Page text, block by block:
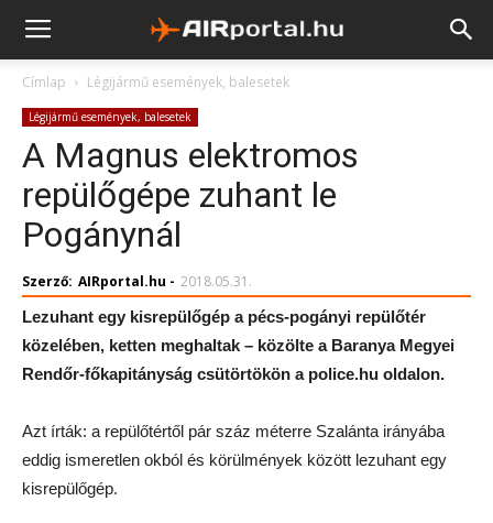
Címlap Légijármű események, balesetek
Légijármű események, balesetek
A Magnus elektromos
repülőgépe zuhant le
Pogánynál
Szerző: AIRportal.hu - 2018.05.31.
Lezuhant egy kisrepülőgép a pécs-pogányi repülőtér
közelében, ketten meghaltak – közölte a Baranya Megyei
Rendőr-főkapitányság csütörtökön a police.hu oldalon.
Azt írták: a repülőtértől pár száz méterre Szalánta irányába
eddig ismeretlen okból és körülmények között lezuhant egy
kisrepülőgép.